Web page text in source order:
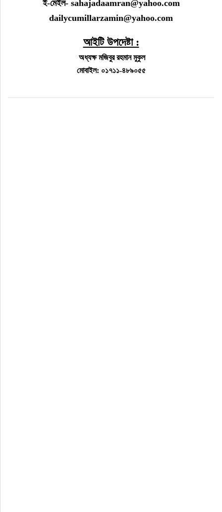
ই-মেইল- sahajadaamran@yahoo.com
dailycumillarzamin@yahoo.com
আইটি উপদেষ্টা :
অধ্যক্ষ মজিবুর রহমান মুকুল
মোবাইল: ০১৭১১-৪৮৯০৫৫